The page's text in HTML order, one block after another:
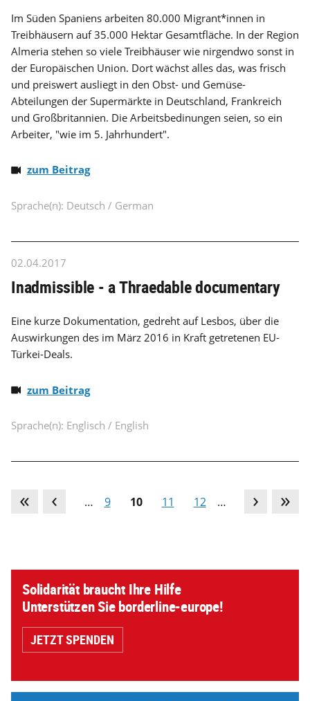
Im Süden Spaniens arbeiten 80.000 Migrant*innen in
Treibhäusern auf 35.000 Hektar Gesamtfläche. In der Region
Almeria stehen so viele Treibhäuser wie nirgendwo sonst in
der Europäischen Union. Dort wächst alles das, was frisch
und preiswert ausliegt in den Obst- und Gemüse-
Abteilungen der Supermärkte in Deutschland, Frankreich
und Großbritannien. Die Arbeitsbedinungen seien, so ein
Arbeiter, "wie im 5. Jahrhundert".
zum Beitrag
Sprache(n): Deutsch / German
02.04.2017
Inadmissible - a Thraedable documentary
Eine kurze Dokumentation, gedreht auf Lesbos, über die
Auswirkungen des im März 2016 in Kraft getretenen EU-
Türkei-Deals.
zum Beitrag
Sprache(n): Englisch / English
… 9 10 11 12 …
Solidarität braucht Ihre Hilfe
Unterstützen Sie borderline-europe!
JETZT SPENDEN